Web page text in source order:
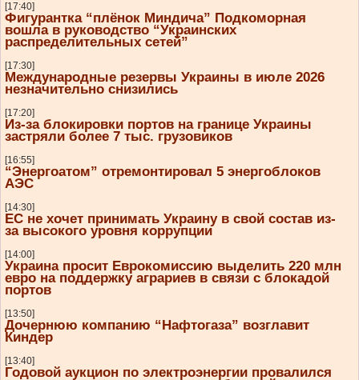
[17:40]
Фигурантка “плёнок Миндича” Подкоморная
вошла в руководство “Украинских
распределительных сетей”
[17:30]
Международные резервы Украины в июле 2026
незначительно снизились
[17:20]
Из-за блокировки портов на границе Украины
застряли более 7 тыс. грузовиков
[16:55]
“Энергоатом” отремонтировал 5 энергоблоков
АЭС
[14:30]
ЕС не хочет принимать Украину в свой состав из-
за высокого уровня коррупции
[14:00]
Украина просит Еврокомиссию выделить 220 млн
евро на поддержку аграриев в связи с блокадой
портов
[13:50]
Дочернюю компанию “Нафтогаза” возглавит
Киндер
[13:40]
Годовой аукцион по электроэнергии провалился